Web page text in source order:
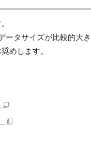
タサイズが比較的大
めします。